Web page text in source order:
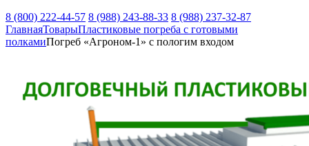
8 (800) 222-44-57 8 (988) 243-88-33 8 (988) 237-32-87
ГлавнаяТоварыПластиковые погреба с готовыми
полкамиПогреб «Агроном-1» с пологим входом